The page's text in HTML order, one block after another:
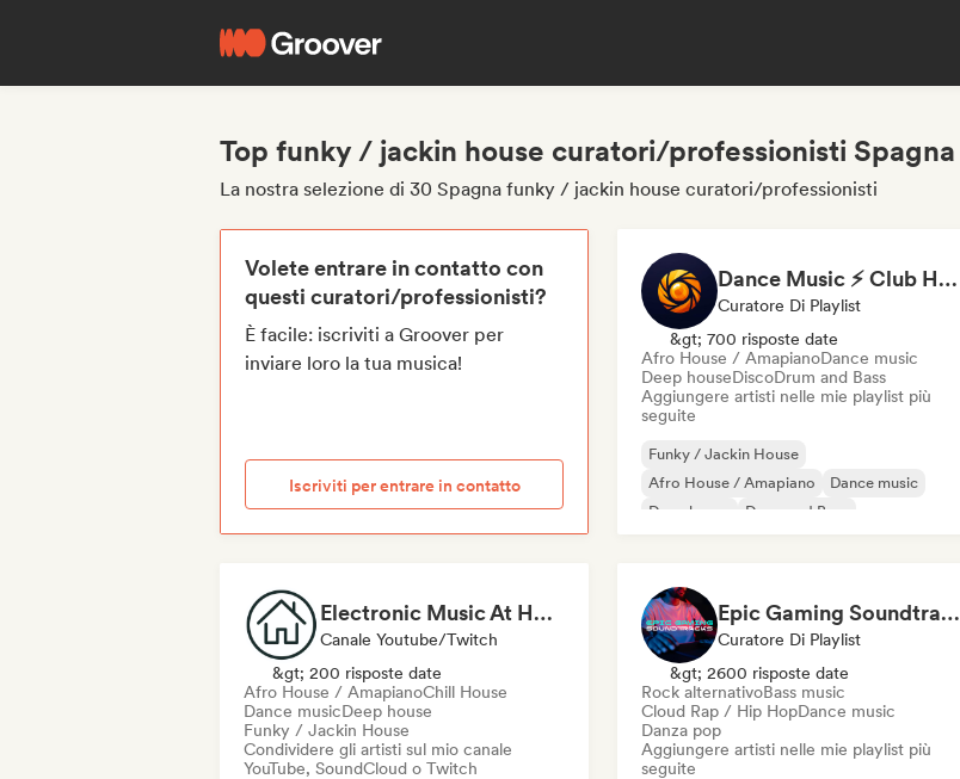
Top funky / jackin house curatori/professionisti Spagna
La nostra selezione di 30 Spagna funky / jackin house curatori/professionisti
Volete entrare in contatto con
questi curatori/professionisti?
È facile: iscriviti a Groover per
inviare loro la tua musica!
Iscriviti per entrare in contatto
Dance Music ⚡ Club Hits (by Amber Sounds)
Curatore Di Playlist
&gt; 700 risposte date
Afro House / AmapianoDance music
Deep houseDiscoDrum and Bass
Aggiungere artisti nelle mie playlist più
seguite
Funky / Jackin House
Afro House / Amapiano
Dance music
Deep house
Drum and Bass
Electronic Music At Home
Canale Youtube/Twitch
&gt; 200 risposte date
Afro House / AmapianoChill House
Dance musicDeep house
Funky / Jackin House
Condividere gli artisti sul mio canale
YouTube, SoundCloud o Twitch
Epic Gaming Soundtracks
Curatore Di Playlist
&gt; 2600 risposte date
Rock alternativoBass music
Cloud Rap / Hip HopDance music
Danza pop
Aggiungere artisti nelle mie playlist più
seguite